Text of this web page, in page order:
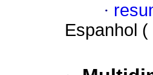
·
Espanhol (